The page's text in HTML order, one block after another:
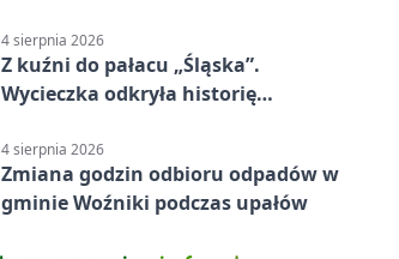
4 sierpnia 2026
Z kuźni do pałacu „Śląska”.
Wycieczka odkryła historię
4 sierpnia 2026
Zmiana godzin odbioru odpadów w
gminie Woźniki podczas upałów